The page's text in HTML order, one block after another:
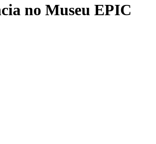
no Museu EPIC